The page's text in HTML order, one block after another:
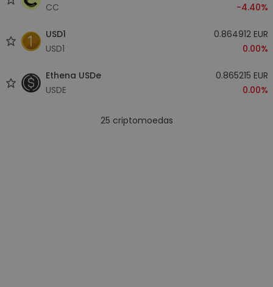
CC
-4.40%
USD1
USD1
0.864912 EUR
0.00%
Ethena USDe
USDE
0.865215 EUR
0.00%
25 criptomoedas